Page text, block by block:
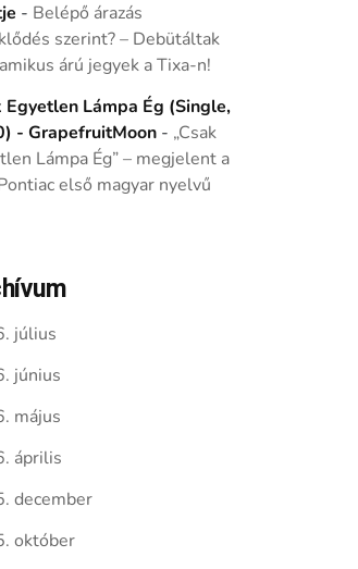
- Belépő árazás
szerint? – Debütáltak
árú jegyek a Tixa-n!
Egyetlen Lámpa Ég (Single,
- GrapefruitMoon- „Csak
Lámpa Ég” – megjelent a
első magyar nyelvű
július
június
május
április
december
október